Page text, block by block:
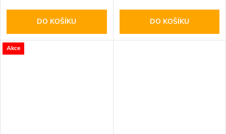
DO KOŠÍKU DO KOŠÍKU
Akce